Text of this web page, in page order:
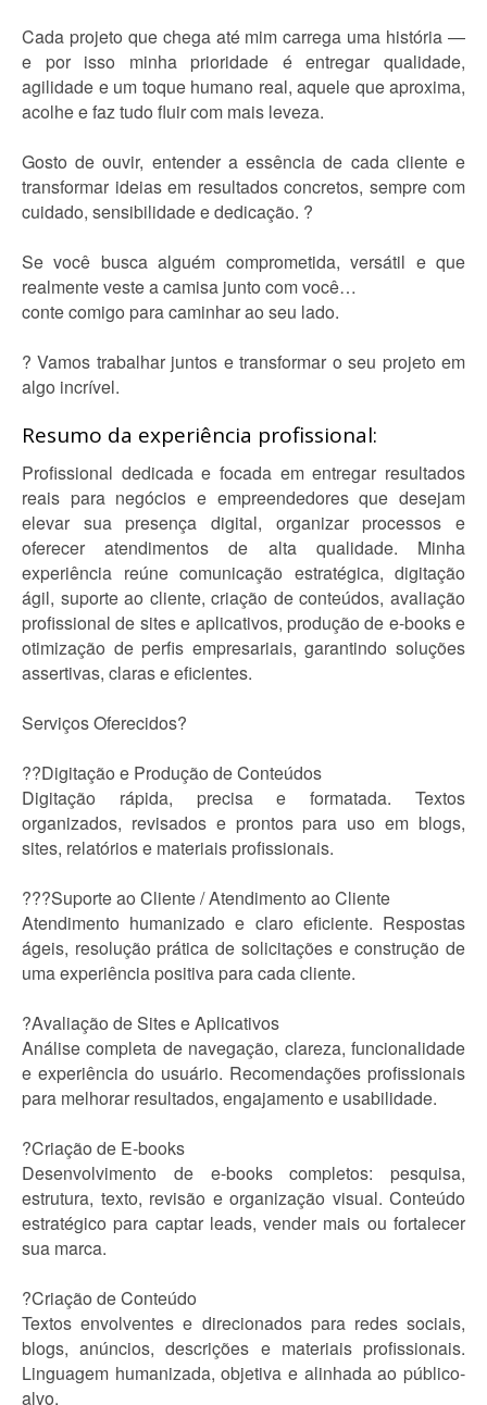
Cada projeto que chega até mim carrega uma história —
e por isso minha prioridade é entregar qualidade,
agilidade e um toque humano real, aquele que aproxima,
acolhe e faz tudo fluir com mais leveza.
Gosto de ouvir, entender a essência de cada cliente e
transformar ideias em resultados concretos, sempre com
cuidado, sensibilidade e dedicação. ?
Se você busca alguém comprometida, versátil e que
realmente veste a camisa junto com você…
conte comigo para caminhar ao seu lado.
? Vamos trabalhar juntos e transformar o seu projeto em
algo incrível.
Resumo da experiência profissional:
Profissional dedicada e focada em entregar resultados
reais para negócios e empreendedores que desejam
elevar sua presença digital, organizar processos e
oferecer atendimentos de alta qualidade. Minha
experiência reúne comunicação estratégica, digitação
ágil, suporte ao cliente, criação de conteúdos, avaliação
profissional de sites e aplicativos, produção de e-books e
otimização de perfis empresariais, garantindo soluções
assertivas, claras e eficientes.
Serviços Oferecidos?
??Digitação e Produção de Conteúdos
Digitação rápida, precisa e formatada. Textos
organizados, revisados e prontos para uso em blogs,
sites, relatórios e materiais profissionais.
??‍?Suporte ao Cliente / Atendimento ao Cliente
Atendimento humanizado e claro eficiente. Respostas
ágeis, resolução prática de solicitações e construção de
uma experiência positiva para cada cliente.
?Avaliação de Sites e Aplicativos
Análise completa de navegação, clareza, funcionalidade
e experiência do usuário. Recomendações profissionais
para melhorar resultados, engajamento e usabilidade.
?Criação de E-books
Desenvolvimento de e-books completos: pesquisa,
estrutura, texto, revisão e organização visual. Conteúdo
estratégico para captar leads, vender mais ou fortalecer
sua marca.
?Criação de Conteúdo
Textos envolventes e direcionados para redes sociais,
blogs, anúncios, descrições e materiais profissionais.
Linguagem humanizada, objetiva e alinhada ao público-
alvo.